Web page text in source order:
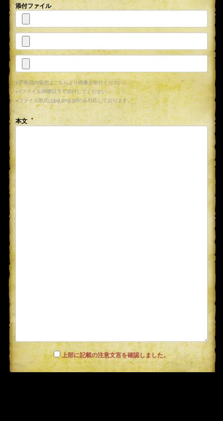
添付ファイル
※不良品の場合はこちらより画像を添付ください。
※1ファイル3MB以下で添付してください。
※ファイル形式はjpg,png,gifのみ対応しております。
本文
上部に記載の注意文言を確認しました。